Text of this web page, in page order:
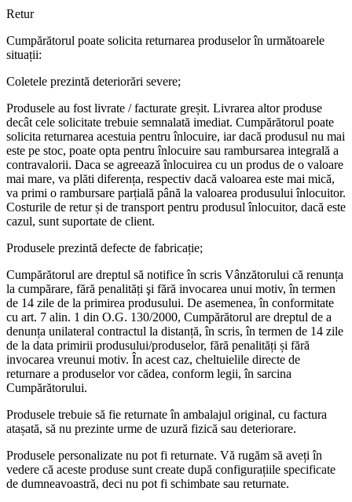
Retur
Cumpărătorul poate solicita returnarea produselor în următoarele
situații:
Coletele prezintă deteriorări severe;
Produsele au fost livrate / facturate greșit. Livrarea altor produse
decât cele solicitate trebuie semnalată imediat. Cumpărătorul poate
solicita returnarea acestuia pentru înlocuire, iar dacă produsul nu mai
este pe stoc, poate opta pentru înlocuire sau rambursarea integrală a
contravalorii. Daca se agreează înlocuirea cu un produs de o valoare
mai mare, va plăti diferența, respectiv dacă valoarea este mai mică,
va primi o rambursare parțială până la valoarea produsului înlocuitor.
Costurile de retur și de transport pentru produsul înlocuitor, dacă este
cazul, sunt suportate de client.
Produsele prezintă defecte de fabricație;
Cumpărătorul are dreptul să notifice în scris Vânzătorului că renunța
la cumpărare, fără penalități şi fără invocarea unui motiv, în termen
de 14 zile de la primirea produsului. De asemenea, în conformitate
cu art. 7 alin. 1 din O.G. 130/2000, Cumpărătorul are dreptul de a
denunța unilateral contractul la distanță, în scris, în termen de 14 zile
de la data primirii produsului/produselor, fără penalități și fără
invocarea vreunui motiv. În acest caz, cheltuielile directe de
returnare a produselor vor cădea, conform legii, în sarcina
Cumpărătorului.
Produsele trebuie să fie returnate în ambalajul original, cu factura
atașată, să nu prezinte urme de uzură fizică sau deteriorare.
Produsele personalizate nu pot fi returnate. Vă rugăm să aveți în
vedere că aceste produse sunt create după configurațiile specificate
de dumneavoastră, deci nu pot fi schimbate sau returnate.